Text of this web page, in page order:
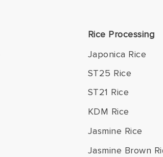
Rice Processing
Japonica Rice
ST25 Rice
ST21 Rice
KDM Rice
Jasmine Rice
Jasmine Brown